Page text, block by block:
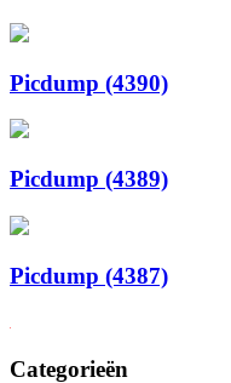
Picdump (4390)
Picdump (4389)
Picdump (4387)
Categorieën